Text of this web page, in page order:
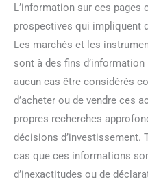
L’information sur ces pages
prospectives qui impliquent
Les marchés et les
sont à des fins
aucun cas être considérés
d’acheter ou de vendre ces
propres recherches
décisions d’investissement.
cas que ces informations
d’inexactitudes ou de